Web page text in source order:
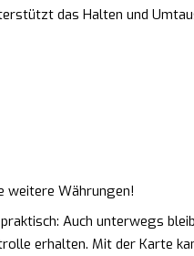
das Halten und
weitere Währungen!
Auch unterwegs
erhalten. Mit der Karte